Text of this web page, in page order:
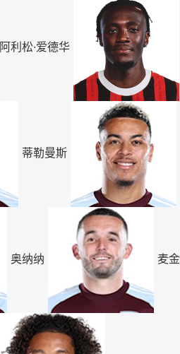
阿利松·爱德华
蒂勒曼斯
奥纳纳 麦金